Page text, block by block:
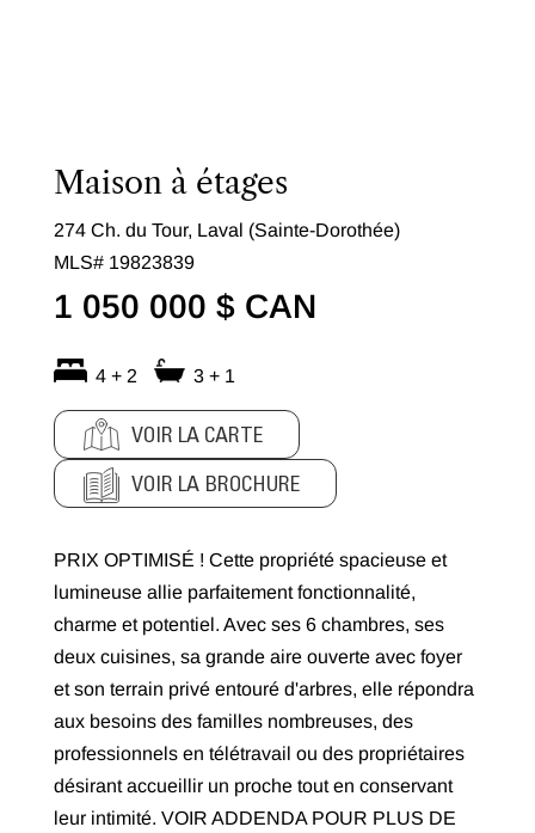
Maison à étages
274 Ch. du Tour, Laval (Sainte-Dorothée)
MLS# 19823839
1 050 000 $ CAN
4 + 2 3 + 1
VOIR LA CARTE
VOIR LA BROCHURE
PRIX OPTIMISÉ ! Cette propriété spacieuse et
lumineuse allie parfaitement fonctionnalité,
charme et potentiel. Avec ses 6 chambres, ses
deux cuisines, sa grande aire ouverte avec foyer
et son terrain privé entouré d'arbres, elle répondra
aux besoins des familles nombreuses, des
professionnels en télétravail ou des propriétaires
désirant accueillir un proche tout en conservant
leur intimité. VOIR ADDENDA POUR PLUS DE